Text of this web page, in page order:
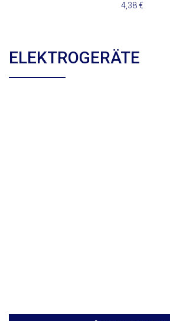
4,38€
ELEKTROGERÄTE